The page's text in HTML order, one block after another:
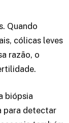
Quando
cólicas leves
razão, o
biópsia
para detectar